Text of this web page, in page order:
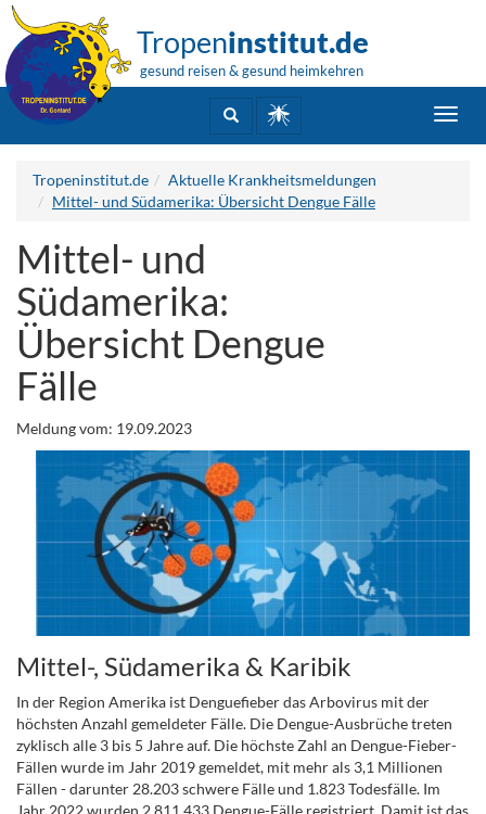
Tropeninstitut.de
gesund reisen & gesund heimkehren
Tropeninstitut.de
Aktuelle Krankheitsmeldungen
Mittel- und Südamerika: Übersicht Dengue Fälle
Mittel- und
Südamerika:
Übersicht Dengue
Fälle
Meldung vom: 19.09.2023
Mittel-, Südamerika & Karibik
In der Region Amerika ist Denguefieber das Arbovirus mit der
höchsten Anzahl gemeldeter Fälle. Die Dengue-Ausbrüche treten
zyklisch alle 3 bis 5 Jahre auf. Die höchste Zahl an Dengue-Fieber-
Fällen wurde im Jahr 2019 gemeldet, mit mehr als 3,1 Millionen
Fällen - darunter 28.203 schwere Fälle und 1.823 Todesfälle. Im
Jahr 2022 wurden 2.811.433 Dengue-Fälle registriert. Damit ist das